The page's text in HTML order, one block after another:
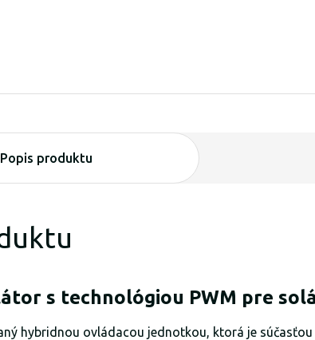
Popis produktu
s technológiou PWM pre
hybridnou ovládacou jednotkou, ktorá je